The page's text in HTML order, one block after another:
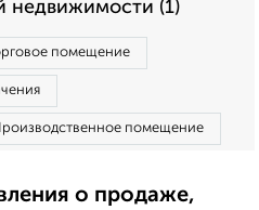
недвижимости (1)
помещение
помещение
о продаже,